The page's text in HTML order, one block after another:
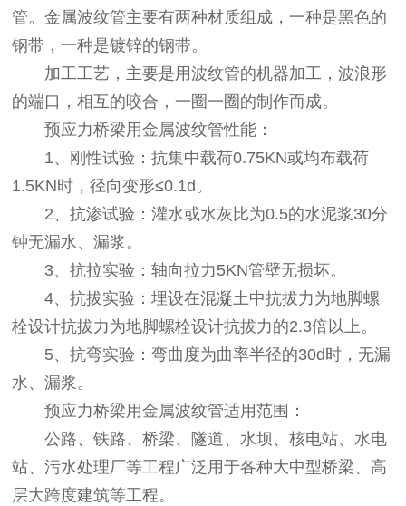
管。金属波纹管主要有两种材质组成，一种是黑色的
钢带，一种是镀锌的钢带。
加工工艺，主要是用波纹管的机器加工，波浪形
的端口，相互的咬合，一圈一圈的制作而成。
预应力桥梁用金属波纹管性能：
1、刚性试验：抗集中载荷0.75KN或均布载荷
1.5KN时，径向变形≤0.1d。
2、抗渗试验：灌水或水灰比为0.5的水泥浆30分
钟无漏水、漏浆。
3、抗拉实验：轴向拉力5KN管壁无损坏。
4、抗拔实验：埋设在混凝土中抗拔力为地脚螺
栓设计抗拔力为地脚螺栓设计抗拔力的2.3倍以上。
5、抗弯实验：弯曲度为曲率半径的30d时，无漏
水、漏浆。
预应力桥梁用金属波纹管适用范围：
公路、铁路、桥梁、隧道、水坝、核电站、水电
站、污水处理厂等工程广泛用于各种大中型桥梁、高
层大跨度建筑等工程。